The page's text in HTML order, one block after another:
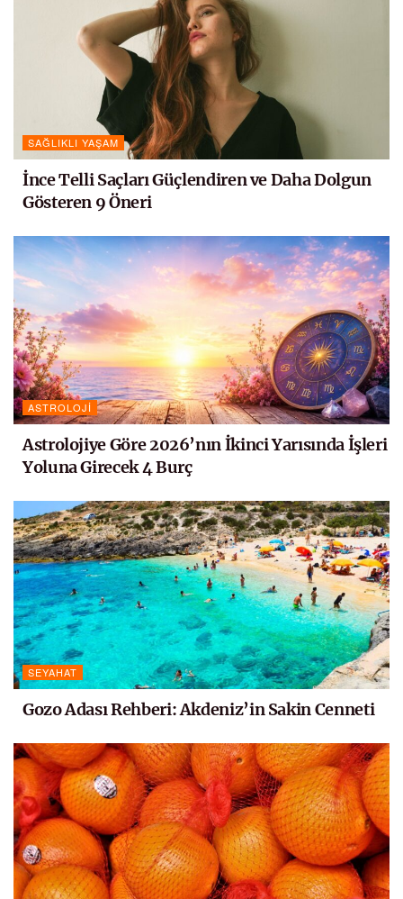
SAĞLIKLI YAŞAM
İnce Telli Saçları Güçlendiren ve Daha Dolgun
Gösteren 9 Öneri
ASTROLOJI
Astrolojiye Göre 2026’nın İkinci Yarısında İşleri
Yoluna Girecek 4 Burç
SEYAHAT
Gozo Adası Rehberi: Akdeniz’in Sakin Cenneti